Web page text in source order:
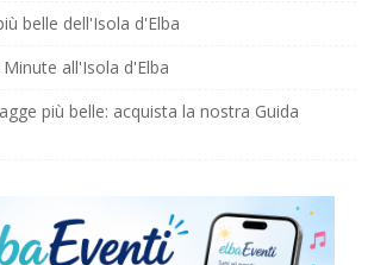
belle dell'Isola d'Elba
all'Isola d'Elba
più belle: acquista la nostra Guida